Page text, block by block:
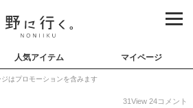
人気アイテム マイページ
ジはプロモーションを含みます
31View 24コメント